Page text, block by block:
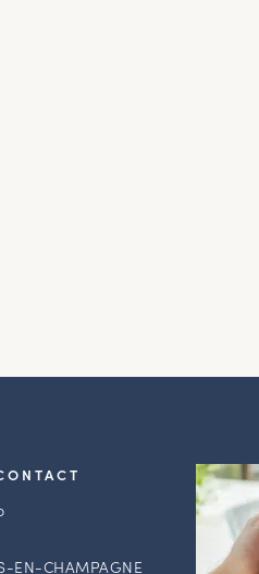
EN-CHAMPAGNE